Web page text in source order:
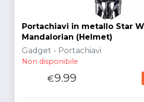
Portachiavi in metallo Star
Mandalorian (Helmet)
Gadget - Portachiavi
Non disponibile
€9.99